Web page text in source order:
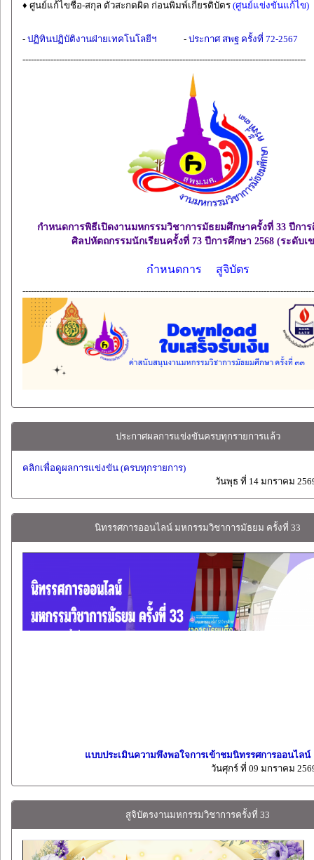
♦ ศูนย์แก้ไขชื่อ-สกุล ตัวสะกดผิด ก่อนพิมพ์เกียรติบัตร (ศูนย์แข่งขันแก้ไข)
- ปฏิทินปฏิบัติงานฝ่ายเทคโนโลยีฯ - ประกาศ สพฐ ครั้งที่ 72-2567
-----------------------------------------------------------------------------------------------------
กำหนดการพิธีเปิดงานมหกรรมวิชาการมัธยมศึกษาครั้งที่ 33 ปีการ
ศิลปหัตถกรรมนักเรียนครั้งที่ 73 ปีการศึกษา 2568 (ระดับเ
กำหนดการ สูจิบัตร
ประกาศผลการแข่งขันครบทุกรายการแล้ว
คลิกเพื่อดูผลการแข่งขัน (ครบทุกรายการ)
วันพุธ ที่ 14 มกราคม
นิทรรศการออนไลน์ มหกรรมวิชาการมัธยม ครั้งที่ 33
แบบประเมินความพึงพอใจการเข้าชมนิทรรศการออนไลน์
วันศุกร์ ที่ 09 มกราคม
สูจิบัตรงานมหกรรมวิชาการครั้งที่ 33